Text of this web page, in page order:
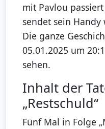
mit Pavlou
sendet sein
Die ganze
05.01.2025 um
sehen.
Inhalt der
„Restschuld“
Fünf Mal in Folge